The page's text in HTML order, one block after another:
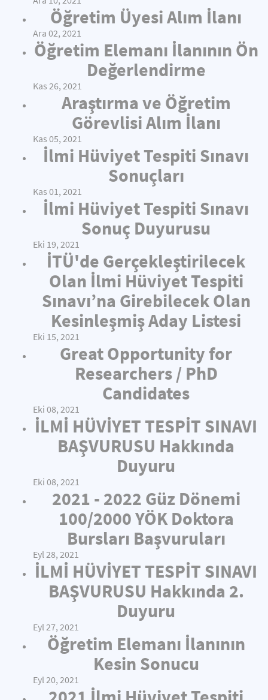
Öğretim Üyesi Alım İlanı
Ara 02, 2021
Öğretim Elemanı İlanının Ön
Değerlendirme
Kas 26, 2021
Araştırma ve Öğretim
Görevlisi Alım İlanı
Kas 05, 2021
İlmi Hüviyet Tespiti Sınavı
Sonuçları
Kas 01, 2021
İlmi Hüviyet Tespiti Sınavı
Sonuç Duyurusu
Eki 19, 2021
İTÜ'de Gerçekleştirilecek
Olan İlmi Hüviyet Tespiti
Sınavı’na Girebilecek Olan
Kesinleşmiş Aday Listesi
Eki 15, 2021
Great Opportunity for
Researchers / PhD
Candidates
Eki 08, 2021
İLMİ HÜVİYET TESPİT SINAVI
BAŞVURUSU Hakkında
Duyuru
Eki 08, 2021
2021 - 2022 Güz Dönemi
100/2000 YÖK Doktora
Bursları Başvuruları
Eyl 28, 2021
İLMİ HÜVİYET TESPİT SINAVI
BAŞVURUSU Hakkında 2.
Duyuru
Eyl 27, 2021
Öğretim Elemanı İlanının
Kesin Sonucu
Eyl 20, 2021